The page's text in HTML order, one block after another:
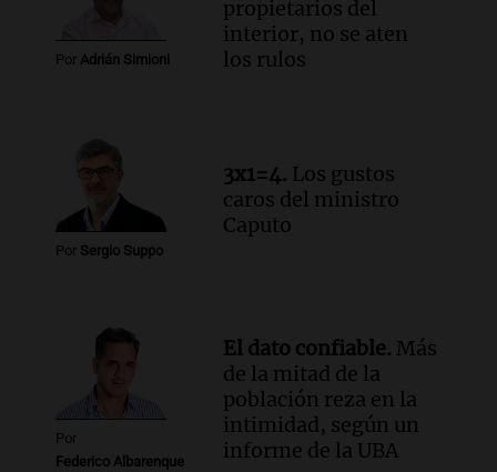
liquidez de 4 billones
Panorama Federal
Episodios
según San Ignacio de Loyola
Panorama Federal
Episodios
Audio.Tormentas y filtraciones: "El
agua entra por donde menos
Episodios
Por Adrián Simioni
propietarios del
interior, no se aten
los rulos
Por Sergio Suppo
3x1=4. Los gustos
caros del ministro
Caputo
Por
Federico Albarenque
El dato confiable. Más
de la mitad de la
población reza en la
intimidad, según un
informe de la UBA